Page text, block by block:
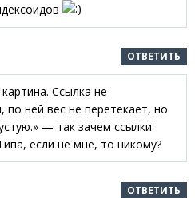
ОТВЕТИТЬ
Ссылка не
по ней вес не перетекает, но
— так зачем ссылки
если не мне, то никому?
ОТВЕТИТЬ